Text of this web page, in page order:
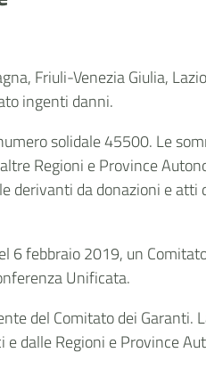
Friuli-Venezia Giulia,
ingenti danni.
solidale 45500. Le
Regioni e Province
derivanti da donazioni e
6 febbraio 2019, un
Unificata.
del Comitato dei Garanti.
dalle Regioni e Province